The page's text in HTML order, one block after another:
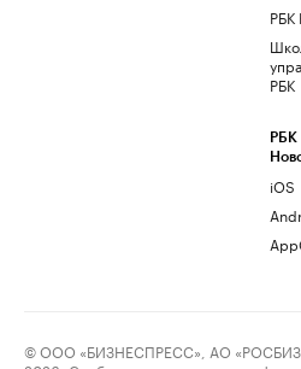
РБК
РБК
РБК
iOS
© ООО «БИЗНЕСПРЕСС», АО